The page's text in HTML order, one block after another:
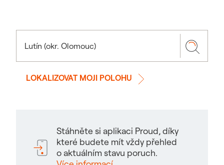
LOKALIZOVAT MOJI POLOHU
Stáhněte si aplikaci Proud, díky
které budete mít vždy přehled
o aktuálním stavu poruch.